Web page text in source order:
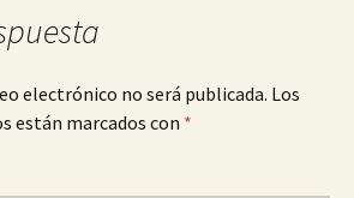
electrónico no será publicada. Los
están marcados con *